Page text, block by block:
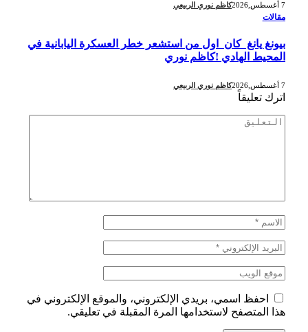
كاظم نوري الربيعي
مقالات
بيونغ يانغ كان اول من استشعر خطر العسكرة اليابانية في
المحيط الهادي !كاظم نوري
كاظم نوري الربيعي
اترك تعليقاً
احفظ اسمي، بريدي الإلكتروني، والموقع الإلكتروني في
هذا المتصفح لاستخدامها المرة المقبلة في تعليقي.